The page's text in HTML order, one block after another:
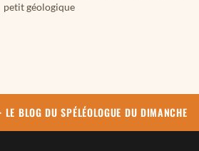
petit géologique
LE BLOG DU SPÉLÉOLOGUE DU DIMANCHE